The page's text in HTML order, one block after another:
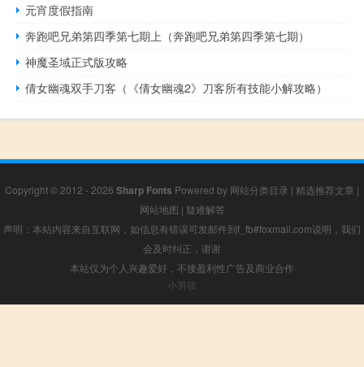
元宵度假指南
奔跑吧兄弟第四季第七期上（奔跑吧兄弟第四季第七期）
神魔圣域正式版攻略
倩女幽魂双手刀客（《倩女幽魂2》刀客所有技能小解攻略）
Copyright © 2012 - 2026 Sharp Fonts Powered by 网站分类目录 | 精选推荐文章 |
网站地图 | 疑难解答
声明：本站内容来自互联网，如信息有错误可发邮件到f_fb#foxmail.com说明，我们
会及时纠正，谢谢
本站仅为个人兴趣爱好，不接盈利性广告及商业合作
小男孩